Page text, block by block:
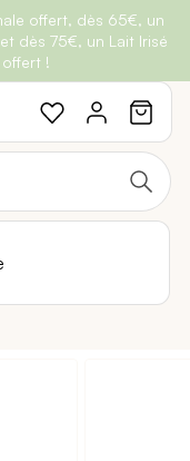
offertedès 30€
de produits
offert, dès 65€, un
dès 75€, un Lait Irisé
!